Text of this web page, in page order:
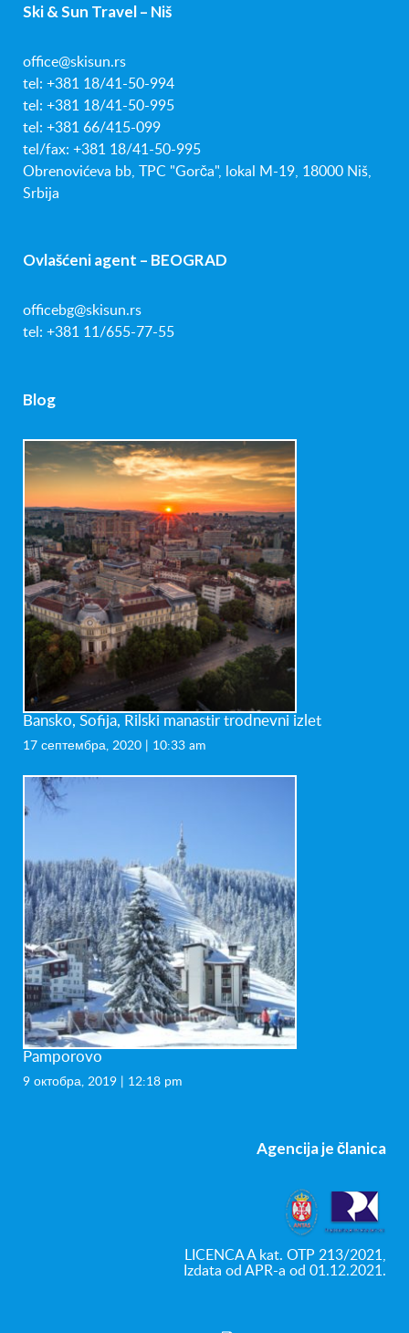
Ski & Sun Travel – Niš
office@skisun.rs
tel: +381 18/41-50-994
tel: +381 18/41-50-995
tel: +381 66/415-099
tel/fax: +381 18/41-50-995
Obrenovićeva bb, TPC "Gorča", lokal M-19, 18000 Niš,
Srbija
Ovlašćeni agent – BEOGRAD
officebg@skisun.rs
tel: +381 11/655-77-55
Blog
Bansko, Sofija, Rilski manastir trodnevni izlet
17 септембра, 2020 | 10:33 am
Pamporovo
9 октобра, 2019 | 12:18 pm
Agencija je članica
LICENCA A kat. OTP 213/2021,
Izdata od APR-a od 01.12.2021.